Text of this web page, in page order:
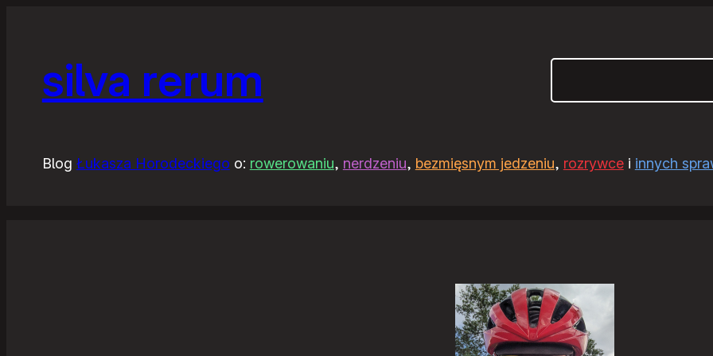
silva rerum
Blog Łukasza Horodeckiego o: rowerowaniu, nerdzeniu, bezmięsnym jedzeniu, rozrywcei innych